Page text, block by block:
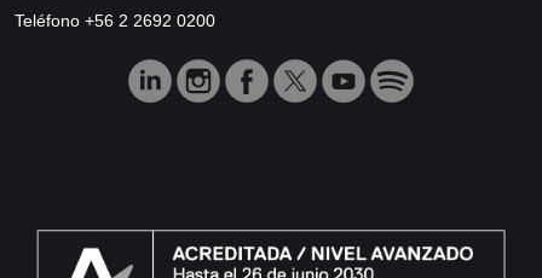
Teléfono +56 2 2692 0200